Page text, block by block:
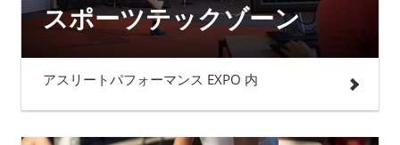
スポーツテックゾーン
アスリートパフォーマンス EXPO 内